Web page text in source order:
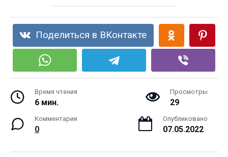
Поделиться в ВКонтакте
Время чтения
6 мин.
Просмотры
29
Комментарии
0
Опубликовано
07.05.2022